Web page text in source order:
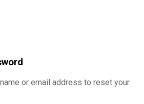
or email address to reset your